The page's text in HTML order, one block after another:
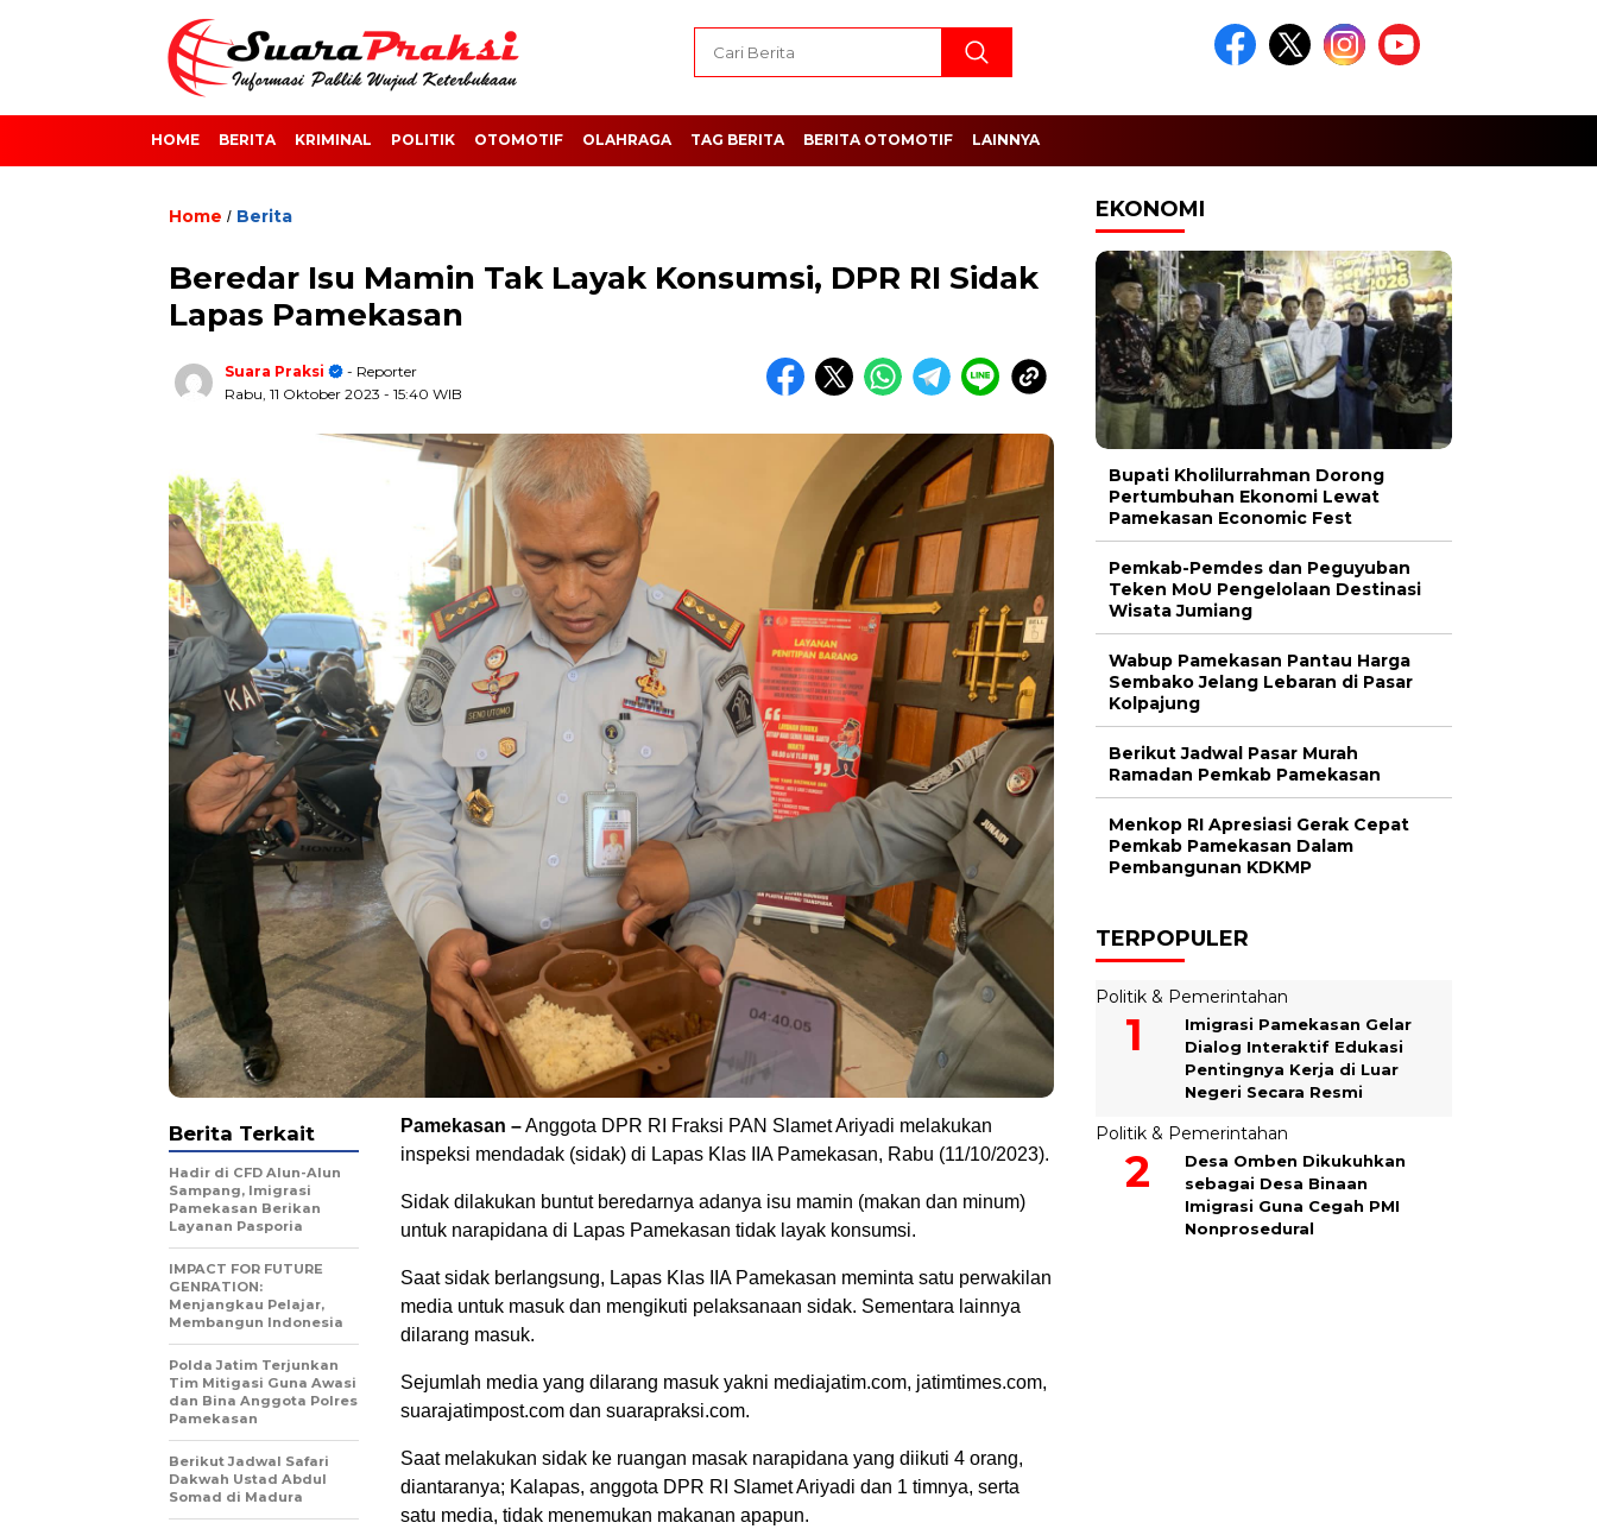
HOME BERITA KRIMINAL POLITIK OTOMOTIF OLAHRAGA TAG BERITA BERITA OTOMOTIF LAINNYA
Home / Berita
Beredar Isu Mamin Tak Layak Konsumsi, DPR RI Sidak
Lapas Pamekasan
Suara Praksi
- Reporter
Rabu, 11 Oktober 2023 - 15:40 WIB
Pamekasan –Anggota DPR RI Fraksi PAN Slamet Ariyadi melakukan
inspeksi mendadak (sidak) di Lapas Klas IIA Pamekasan, Rabu (11/10/2023).
Sidak dilakukan buntut beredarnya adanya isu mamin (makan dan minum)
untuk narapidana di Lapas Pamekasan tidak layak konsumsi.
Saat sidak berlangsung, Lapas Klas IIA Pamekasan meminta satu perwakilan
media untuk masuk dan mengikuti pelaksanaan sidak. Sementara lainnya
dilarang masuk.
Sejumlah media yang dilarang masuk yakni mediajatim.com, jatimtimes.com,
suarajatimpost.com dan suarapraksi.com.
Saat melakukan sidak ke ruangan masak narapidana yang diikuti 4 orang,
diantaranya; Kalapas, anggota DPR RI Slamet Ariyadi dan 1 timnya, serta
satu media, tidak menemukan makanan apapun.
Berita Terkait
Hadir di CFD Alun-Alun
Sampang, Imigrasi
Pamekasan Berikan
Layanan Pasporia
IMPACT FOR FUTURE
GENRATION:
Menjangkau Pelajar,
Membangun Indonesia
Polda Jatim Terjunkan
Tim Mitigasi Guna Awasi
dan Bina Anggota Polres
Pamekasan
Berikut Jadwal Safari
Dakwah Ustad Abdul
Somad di Madura
EKONOMI
Bupati Kholilurrahman Dorong
Pertumbuhan Ekonomi Lewat
Pamekasan Economic Fest
Pemkab-Pemdes dan Peguyuban
Teken MoU Pengelolaan Destinasi
Wisata Jumiang
Wabup Pamekasan Pantau Harga
Sembako Jelang Lebaran di Pasar
Kolpajung
Berikut Jadwal Pasar Murah
Ramadan Pemkab Pamekasan
Menkop RI Apresiasi Gerak Cepat
Pemkab Pamekasan Dalam
Pembangunan KDKMP
TERPOPULER
Politik & Pemerintahan
Imigrasi Pamekasan Gelar
Dialog Interaktif Edukasi
Pentingnya Kerja di Luar
Negeri Secara Resmi
Politik & Pemerintahan
Desa Omben Dikukuhkan
sebagai Desa Binaan
Imigrasi Guna Cegah PMI
Nonprosedural